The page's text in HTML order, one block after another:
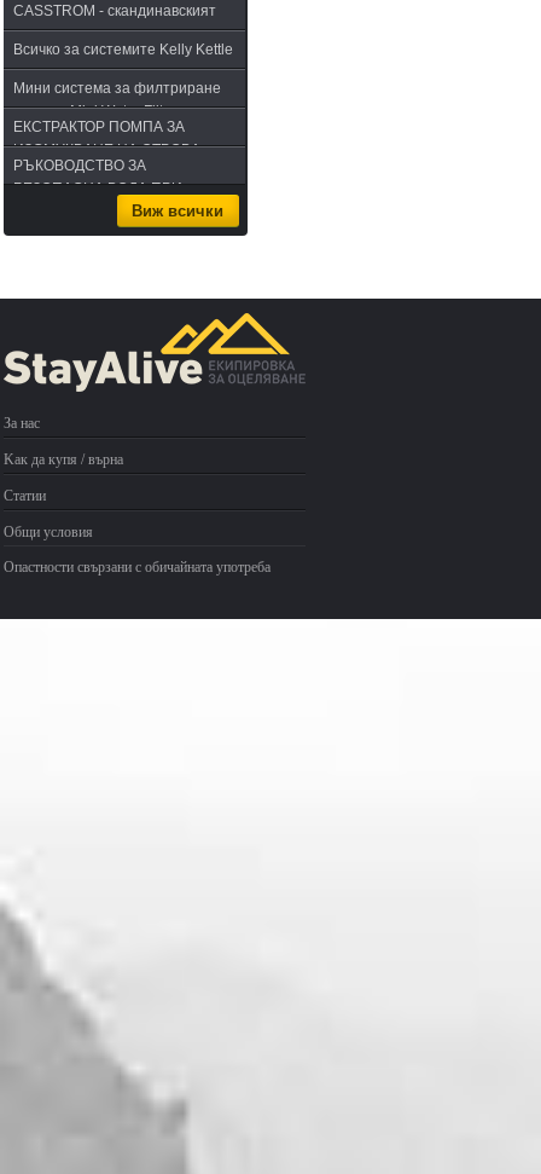
CASSTROM - скандинавският
път в оцеляването или
бушкрафт по лапландски
Всичко за системите Kelly Kettle
Мини система за филтриране
на вода Mini Water Filter
ЕКСТРАКТОР ПОМПА ЗА
ИЗСМУКВАНЕ НА ОТРОВА -
комплект за извличане на
РЪКОВОДСТВО ЗА
БЕЗОПАСНА ВОДА ПРИ
Виж всички
За нас
Kак да купя / върна
Статии
Общи условия
Опастности свързани с обичайната употреба